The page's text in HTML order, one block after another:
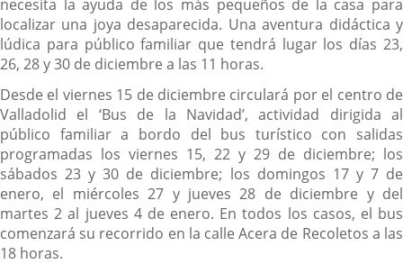
necesita la ayuda de los más pequeños de la casa para
localizar una joya desaparecida. Una aventura didáctica y
lúdica para público familiar que tendrá lugar los días 23,
26, 28 y 30 de diciembre a las 11 horas.
Desde el viernes 15 de diciembre circulará por el centro de
Valladolid el ‘Bus de la Navidad’, actividad dirigida al
público familiar a bordo del bus turístico con salidas
programadas los viernes 15, 22 y 29 de diciembre; los
sábados 23 y 30 de diciembre; los domingos 17 y 7 de
enero, el miércoles 27 y jueves 28 de diciembre y del
martes 2 al jueves 4 de enero. En todos los casos, el bus
comenzará su recorrido en la calle Acera de Recoletos a las
18 horas.